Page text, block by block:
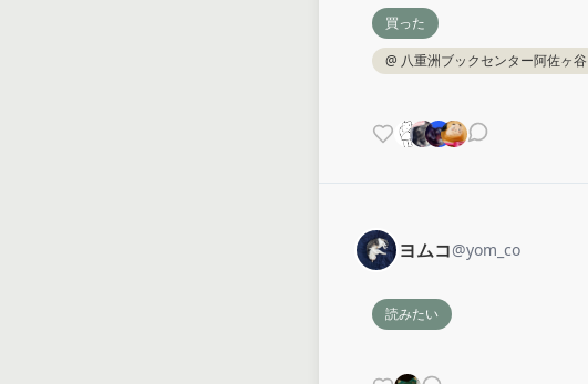
買った
@ 八重洲ブックセンター阿佐ヶ谷
ヨムコ@yom_co
読みたい